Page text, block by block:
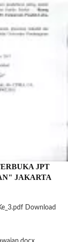
JPT
JAKARTA
Download